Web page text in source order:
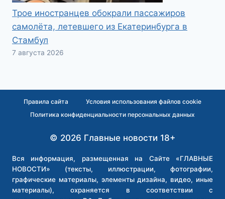
Трое иностранцев обокрали пассажиров
самолёта, летевшего из Екатеринбурга в
Стамбул
7 августа 2026
Правила сайта
Условия использования файлов cookie
Политика конфиденциальности персональных данных
© 2026 Главные новости 18+
Вся информация, размещенная на Сайте «ГЛАВНЫЕ
НОВОСТИ» (тексты, иллюстрации, фотографии,
графические материалы, элементы дизайна, видео, иные
материалы), охраняется в соответствии с